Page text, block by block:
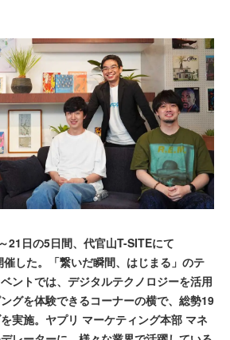
21日の5日間、代官山T-SITEにて
催した。「繋いだ瞬間、はじまる」のテ
ントでは、デジタルテクノロジーを活用
グを体験できるコーナーの横で、総勢19
実施。ヤプリ マーケティング本部 マネ